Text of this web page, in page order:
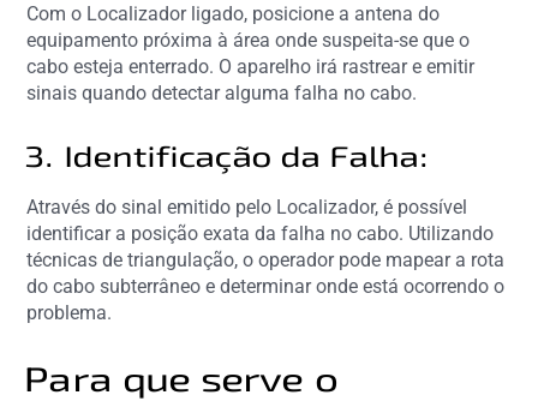
Com o Localizador ligado, posicione a antena do
equipamento próxima à área onde suspeita-se que o
cabo esteja enterrado. O aparelho irá rastrear e emitir
sinais quando detectar alguma falha no cabo.
3. Identificação da Falha:
Através do sinal emitido pelo Localizador, é possível
identificar a posição exata da falha no cabo. Utilizando
técnicas de triangulação, o operador pode mapear a rota
do cabo subterrâneo e determinar onde está ocorrendo o
problema.
Para que serve o